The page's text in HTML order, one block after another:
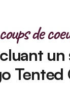
de
un
Tented